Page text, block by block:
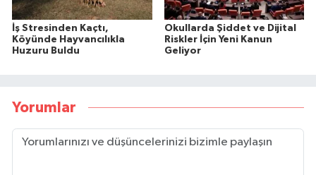
İş Stresinden Kaçtı,
Köyünde Hayvancılıkla
Huzuru Buldu
Okullarda Şiddet ve Dijital
Riskler İçin Yeni Kanun
Geliyor
Yorumlar